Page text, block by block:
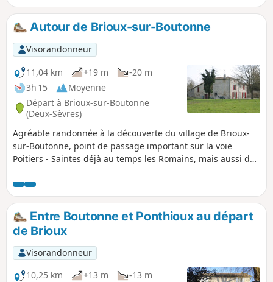
Autour de Brioux-sur-Boutonne
Visorandonneur
11,04 km
+19 m
-20 m
3h 15
Moyenne
Départ à Brioux-sur-Boutonne
(Deux-Sèvres)
Agréable randonnée à la découverte du village de Brioux-
sur-Boutonne, point de passage important sur la voie
Poitiers - Saintes déjà au temps les Romains, mais aussi de
beau paysage, coule la Boutonne offrant un patrimoine
naturel appréciable.
Entre Boutonne et Ponthioux au départ
de Brioux
Visorandonneur
10,25 km
+13 m
-13 m